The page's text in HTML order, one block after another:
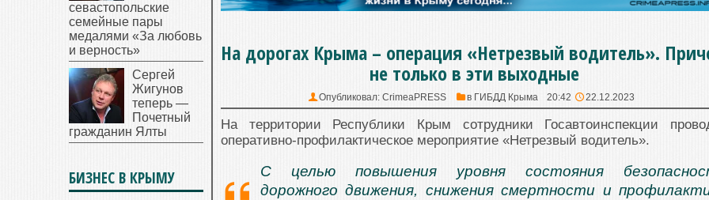
На дорогах Крыма – операция «Нетрезвый водитель».
не только в эти выходные
Опубликовал: CrimeaPRESS в ГИБДД Крыма 20:42 22.12.2023
На территории Республики Крым сотрудники Госавтоинспекции
оперативно-профилактическое мероприятие «Нетрезвый водитель».
С целью повышения уровня состояния
дорожного движения, снижения смертности и
севастопольские
семейные пары
медалями «За любовь
и верность»
Сергей
Жигунов
теперь —
Почетный
гражданин Ялты
БИЗНЕС В КРЫМУ